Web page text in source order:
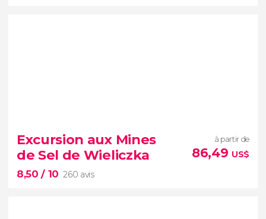
124 avis
Découvrez l'histoire sombre du camp de
concentration d'Auschwitz-Birkenau
Excursion aux Mines
de Sel de Wieliczka
8,50/ 10 260 avis
à partir de
86,49 US$